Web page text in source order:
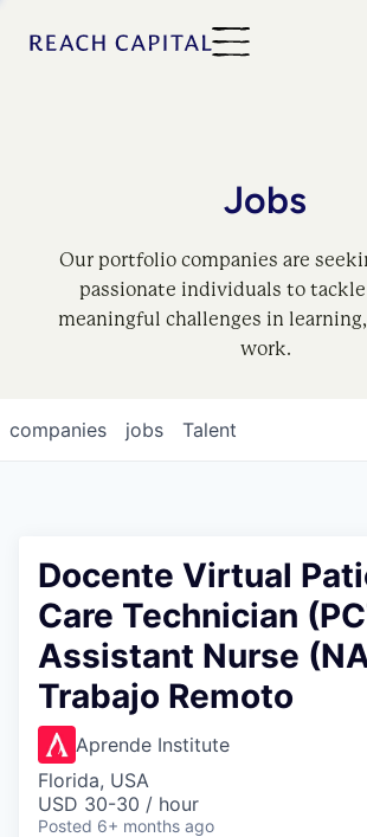
Jobs
Our portfolio companies are
passionate individuals to
meaningful challenges in
work.
jobs
companies Talent
Docente Virtual
Care Technician
Assistant Nurse
Trabajo Remoto
Aprende Institute
Florida, USA
USD 30-30 / hour
Posted 6+ months ago